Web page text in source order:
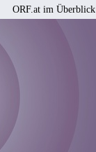
ORF.at im Überblick